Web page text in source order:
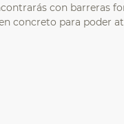
con barreras
concreto para poder